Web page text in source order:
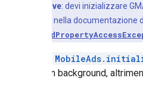
Punto chiave: devi inizializzare
esplicitamente nella documentazione
thread in background,